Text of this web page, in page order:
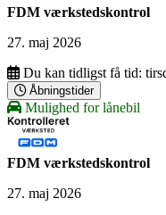
FDM værkstedskontrol
27. maj 2026
Du kan tidligst få tid:
Åbningstider
Mulighed for lånebil
FDM værkstedskontrol
27. maj 2026